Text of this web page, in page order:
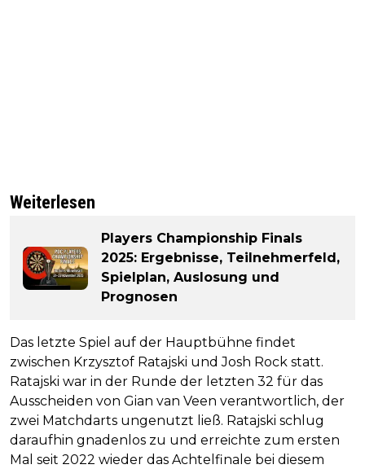
Weiterlesen
Players Championship Finals
2025: Ergebnisse, Teilnehmerfeld,
Spielplan, Auslosung und
Prognosen
Das letzte Spiel auf der Hauptbühne findet
zwischen Krzysztof Ratajski und Josh Rock statt.
Ratajski war in der Runde der letzten 32 für das
Ausscheiden von Gian van Veen verantwortlich, der
zwei Matchdarts ungenutzt ließ. Ratajski schlug
daraufhin gnadenlos zu und erreichte zum ersten
Mal seit 2022 wieder das Achtelfinale bei diesem